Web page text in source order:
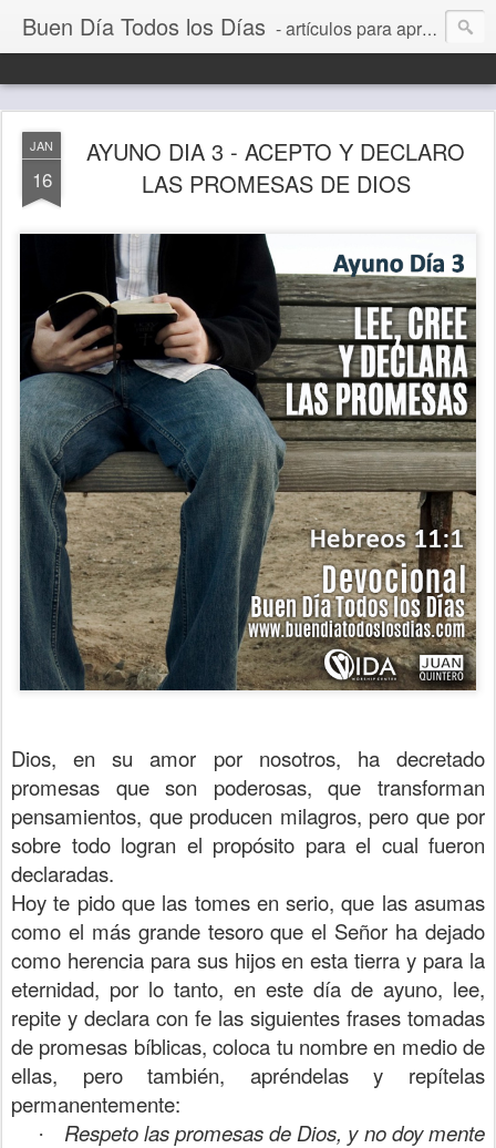
Buen Día Todos los Días - artículos para aprender a vivir mejor, un día a la vez. Por Juan C Quintero
JAN
16
AYUNO DIA 3 - ACEPTO Y DECLARO
LAS PROMESAS DE DIOS
Dios, en su amor por nosotros, ha decretado
promesas que son poderosas, que transforman
pensamientos, que producen milagros, pero que por
sobre todo logran el propósito para el cual fueron
declaradas.
Hoy te pido que las tomes en serio, que las asumas
como el más grande tesoro que el Señor ha dejado
como herencia para sus hijos en esta tierra y para la
eternidad, por lo tanto, en este día de ayuno, lee,
repite y declara con fe las siguientes frases tomadas
de promesas bíblicas, coloca tu nombre en medio de
ellas, pero también, apréndelas y repítelas
permanentemente:
·
Respeto las promesas de Dios, y no doy mente